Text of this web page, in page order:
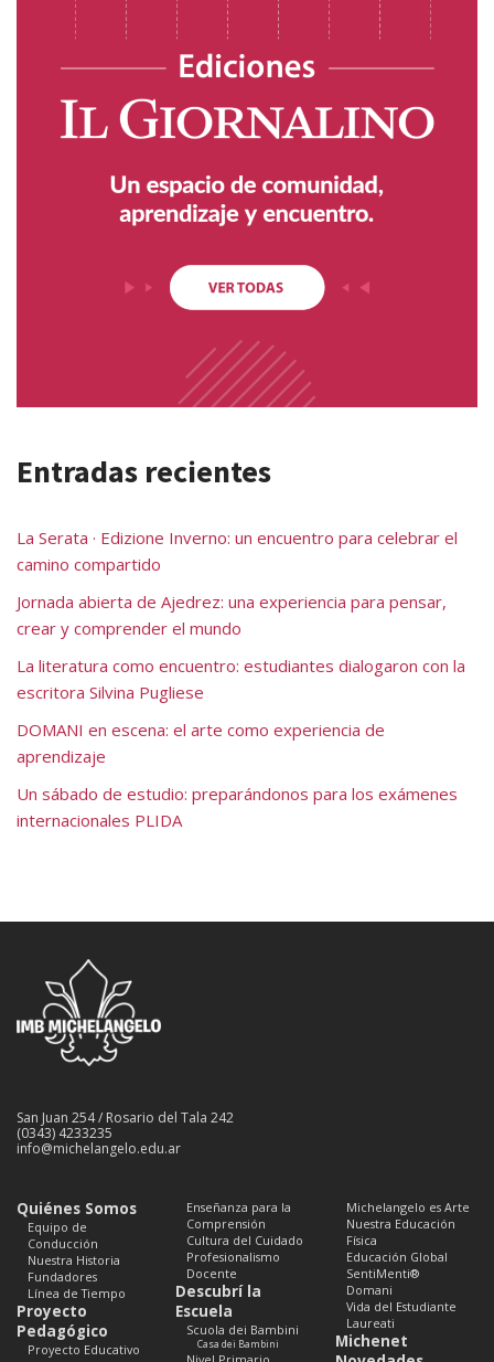
Entradas recientes
La Serata · Edizione Inverno: un encuentro para celebrar el
camino compartido
Jornada abierta de Ajedrez: una experiencia para pensar,
crear y comprender el mundo
La literatura como encuentro: estudiantes dialogaron con la
escritora Silvina Pugliese
DOMANI en escena: el arte como experiencia de
aprendizaje
Un sábado de estudio: preparándonos para los exámenes
internacionales PLIDA
San Juan 254 / Rosario del Tala 242
(0343) 4233235
info@michelangelo.edu.ar
Quiénes Somos
Equipo de
Conducción
Nuestra Historia
Fundadores
Línea de Tiempo
Proyecto
Pedagógico
Proyecto Educativo
Enseñanza para la
Comprensión
Cultura del Cuidado
Profesionalismo
Docente
Descubrí la
Escuela
Scuola dei Bambini
Casa dei Bambini
Michelangelo es Arte
Nuestra Educación
Física
Educación Global
SentiMenti®
Domani
Vida del Estudiante
Laureati
Michenet